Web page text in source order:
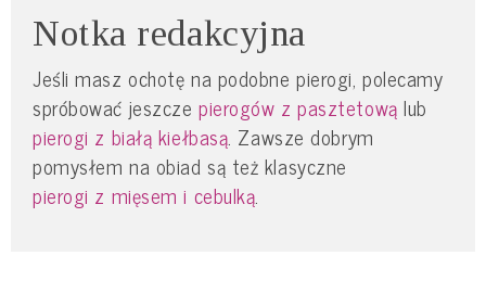
Notka redakcyjna
Jeśli masz ochotę na podobne pierogi, polecamy
spróbować jeszcze pierogów z pasztetową lub
pierogi z białą kiełbasą. Zawsze dobrym
pomysłem na obiad są też klasyczne
pierogi z mięsem i cebulką.